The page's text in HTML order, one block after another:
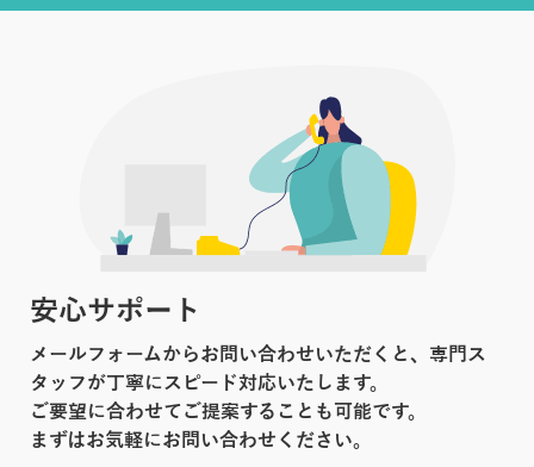
安心サポート
メールフォームからお問い合わせいただくと、専門ス
タッフが丁寧にスピード対応いたします。
ご要望に合わせてご提案することも可能です。
まずはお気軽にお問い合わせください。